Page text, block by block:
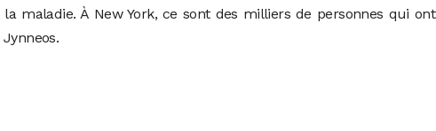
la maladie. À New York, ce sont des milliers de personnes qui ont